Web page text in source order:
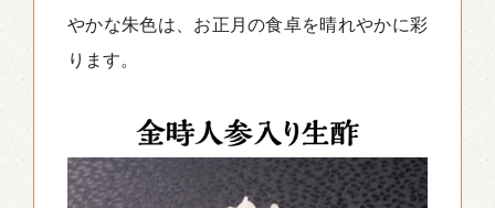
やかな朱色は、お正月の食卓を晴れやかに彩
ります。